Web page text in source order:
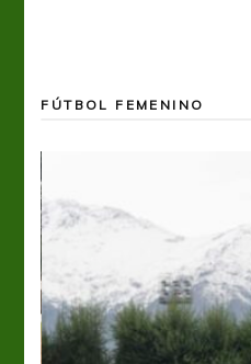
FÚTBOL FEMENINO